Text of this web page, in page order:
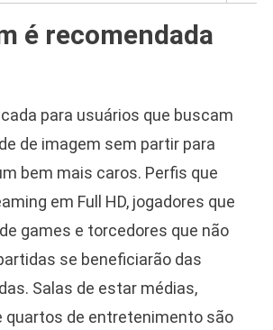
é recomendada
para usuários que buscam
de imagem sem partir para
bem mais caros. Perfis que
em Full HD, jogadores que
games e torcedores que não
se beneficiarão das
Salas de estar médias,
quartos de entretenimento são